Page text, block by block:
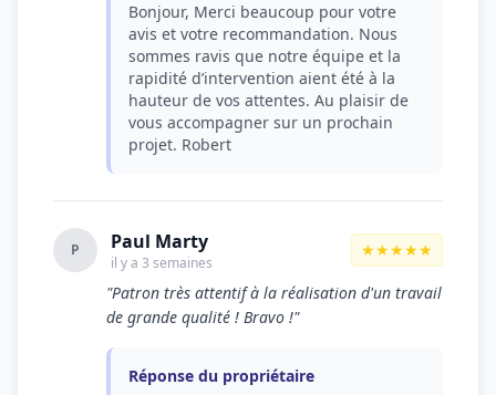
Bonjour, Merci beaucoup pour votre
avis et votre recommandation. Nous
sommes ravis que notre équipe et la
rapidité d’intervention aient été à la
hauteur de vos attentes. Au plaisir de
vous accompagner sur un prochain
projet. Robert
P Paul Marty
il y a 3 semaines
★★★★★
"Patron très attentif à la réalisation d'un travail
de grande qualité ! Bravo !"
Réponse du propriétaire